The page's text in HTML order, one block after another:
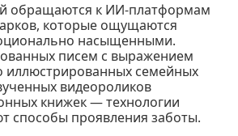
обращаются к ИИ-платформам
которые ощущаются
насыщенными.
писем с выражением
иллюстрированных семейных
видеороликов
книжек — технологии
способы проявления заботы.